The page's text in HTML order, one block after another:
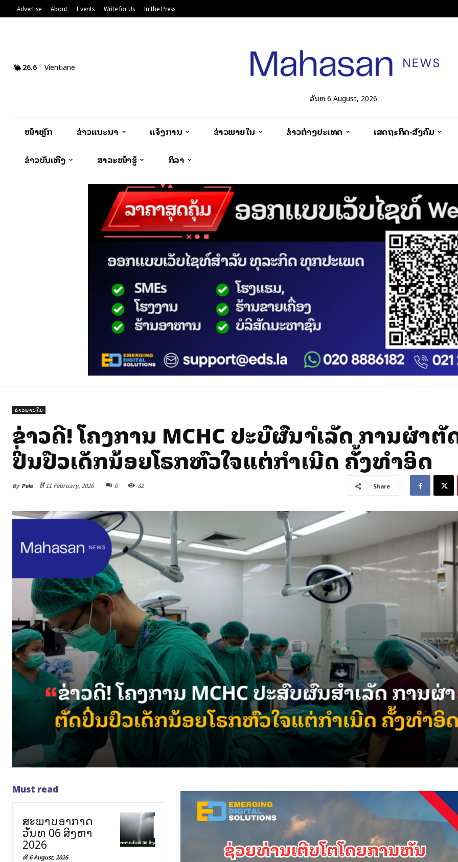
Advertise About Events Write for Us In the Press
26.6 C Vientiane
ວັນທີ 6 August, 2026
ໜ້າຫຼັກ ຂ່າວແນະນຳ ແຈ້ງການ ຂ່າວພາຍໃນ ຂ່າວຕ່າງປະເທດ ເສດຖະກິດ-ສັງຄົມ
ຂ່າວບັນເທີງ ສາລະໜ້າຮູ້ ກິລາ
ຂ່າວພາຍໃນ
ຂ່າວດີ! ໂຄງການ MCHC ປະສົບຜົນສຳເລັດ ການຜ່າຕັ
ປິ່ນປົວເດັກນ້ອຍໂຣກຫົວໃຈແຕ່ກຳເນີດ ຄັ້ງທຳອິດ
By Pele ທີ 11 February, 2026 0 32 Share
Must read
ສະພາບອາກາດ
ວັນທີ 06 ສິງຫາ
2026
ທີ 6 August, 2026